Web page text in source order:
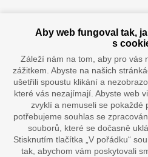
Doprava vaším
Aby web fungoval tak,
s
Záleží nám na tom, aby pro vás
zážitkem. Abyste na našich
ušetřili spoustu klikání a
které vás nezajímají. Abyste web
zvyklí a nemuseli se pokaždé
potřebujeme souhlas se
souborů, které se dočasně
Stisknutím tlačítka „V pořádku“
tak, abychom vám poskytovali